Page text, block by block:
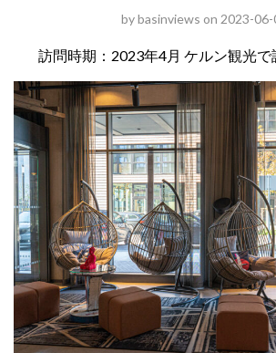
bybasinviews on 2023-06-
訪問時期：2023年4月 ケルン観光